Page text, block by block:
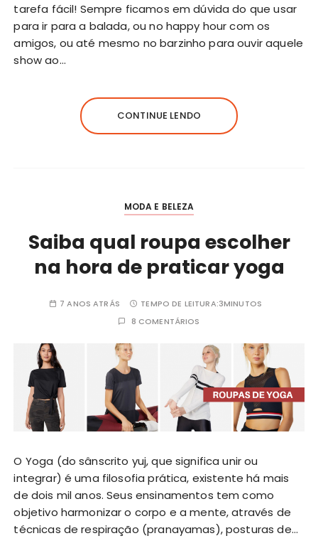
tarefa fácil! Sempre ficamos em dúvida do que usar
para ir para a balada, ou no happy hour com os
amigos, ou até mesmo no barzinho para ouvir aquele
show ao…
CONTINUE LENDO
MODA E BELEZA
Saiba qual roupa escolher
na hora de praticar yoga
7 ANOS ATRÁS TEMPO DE LEITURA:3MINUTOS
8 COMENTÁRIOS
O Yoga (do sânscrito yuj, que significa unir ou
integrar) é uma filosofia prática, existente há mais
de dois mil anos. Seus ensinamentos tem como
objetivo harmonizar o corpo e a mente, através de
técnicas de respiração (pranayamas), posturas de…